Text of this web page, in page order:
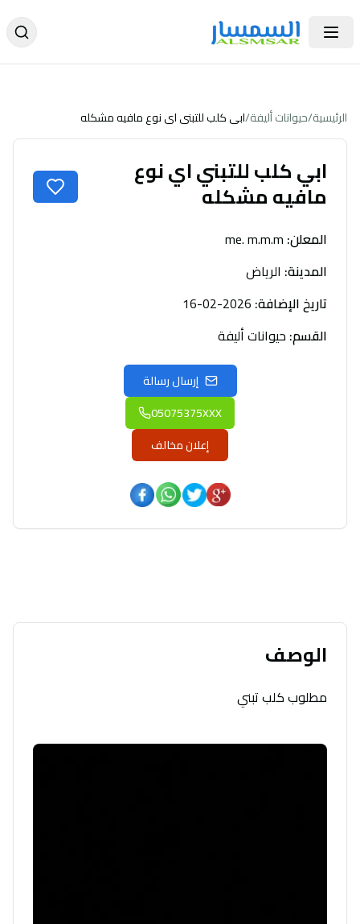
الرئيسية/حيوانات أليفة/ابي كلب للتبني اي نوع مافيه مشكله
ابي كلب للتبني اي نوع
مافيه مشكله
المعلن:
me. m.m.m
المدينة: الرياض
تاريخ الإضافة:
2026-02-16
القسم: حيوانات أليفة
إرسال رسالة
05075375XXX
إعلان مخالف
الوصف
مطلوب كلب تبني